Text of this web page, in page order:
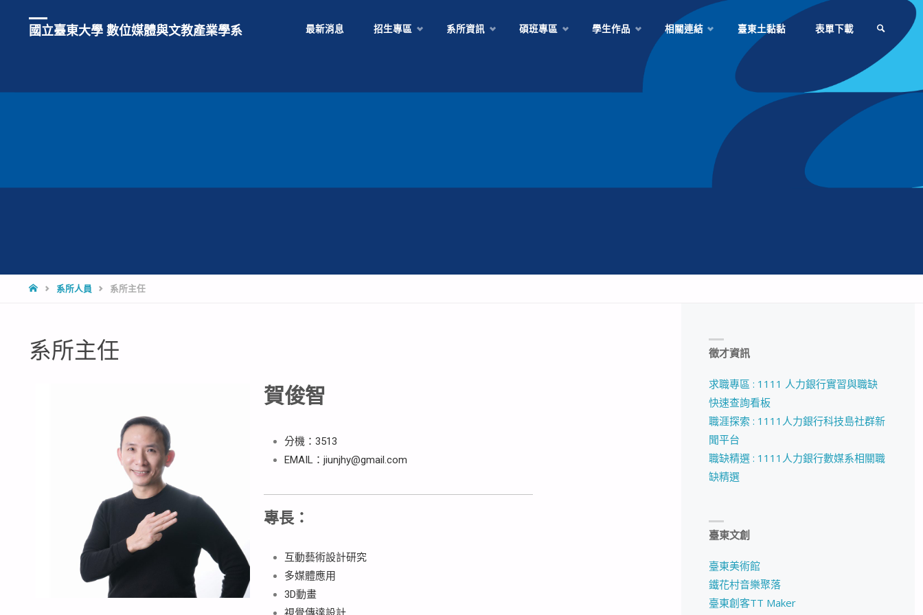
國立臺東大學 數位媒體與文教產業學系 最新消息 招生專區 系所資訊 碩班專區 學生作品 相關連結 臺東土黏黏 表單下載
系所人員 系所主任
系所主任
賀俊智
分機：3513
EMAIL：jiunjhy@gmail.com
專長：
互動藝術設計研究
多媒體應用
3D動畫
徵才資訊
求職專區 : 1111 人力銀行實習與職缺
快速查詢看板
職涯探索 : 1111人力銀行科技島社群新
聞平台
職缺精選 : 1111人力銀行數媒系相關職
缺精選
臺東文創
臺東美術館
鐵花村音樂聚落
臺東創客TT Maker